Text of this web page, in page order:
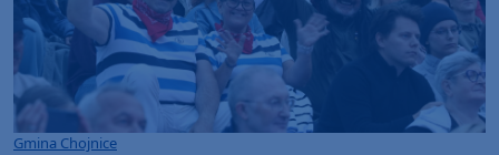
Gmina Chojnice